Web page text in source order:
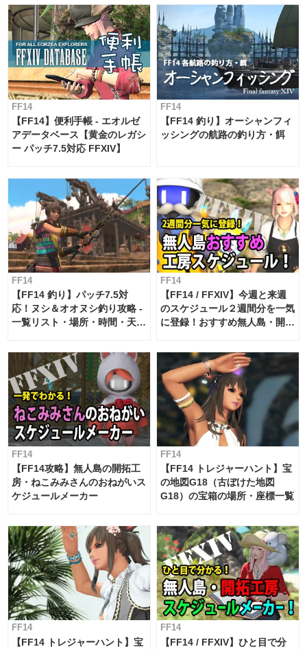
FF14
【FF14】便利手帳 - エオルゼ
アデータベース【黄金のレガシ
ー パッチ7.5対応 FFXIV】
FF14
【FF14 釣り】オーシャンフィ
ッシングの航路の釣り方・餌
FF14
【FF14 釣り】パッチ7.5対
応！ヌシ＆オオヌシ釣り攻略 -
一覧リスト・場所・時間・天
FF14
【FF14 / FFXIV】今週と来週
のスケジュール２週間分を一気
に登録！おすすめ無人島・開拓
FF14
【FF14攻略】無人島の開拓工
房・ねこみみさんのおねがいス
ケジュールメーカー
FF14
【FF14 トレジャーハント】宝
の地図G18（古ぼけた地図
G18）の宝箱の場所・座標一覧
FF14
【FF14 トレジャーハント】宝
FF14
【FF14 / FFXIV】ひと目で分